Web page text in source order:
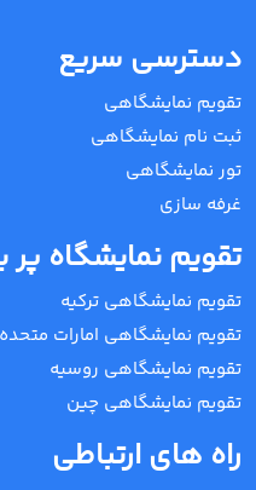
دسترسی سریع
تقویم نمایشگاهی
ثبت نام نمایشگاهی
تور نمایشگاهی
غرفه سازی
تقویم نمایشگاه پر
تقویم نمایشگاهی ترکیه
تقویم نمایشگاهی امارات
تقویم نمایشگاهی روسیه
تقویم نمایشگاهی چین
راه های ارتباطی